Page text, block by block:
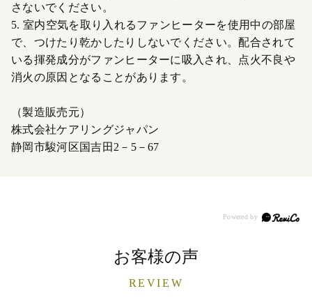
さないでください。
5. 室内空気を取り入れるファンヒーターを使用中の部屋
で、つけたり乾かしたりしないでください。配合されて
いる揮発成分がファンヒーターに吸入され、点火不良や
消火の原因となることがあります。
（製造販売元）
株式会社ケアリングジャパン
静岡市駿河区国吉田2－5－67
お客様の声
REVIEW